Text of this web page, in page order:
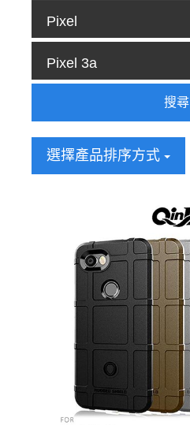
搜尋
選擇產品排序方式